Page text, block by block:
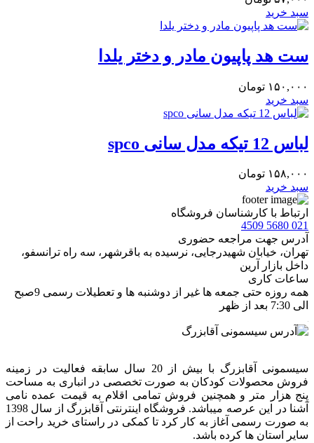
سبد خرید
ست هد پاپیون مادر و دختر یلدا
۱۵۰,۰۰۰ تومان
سبد خرید
لباس 12 تیکه مدل سانی spco
۱۵۸,۰۰۰ تومان
سبد خرید
ارتباط با کارشناسان فروشگاه
021 5680 4509
آدرس جهت مراجعه حضوری
تهران، خيابان شهيدرجايى، نرسیده به باقرشهر، سه راه ترانسفو،
داخل بازار آرین
ساعات کاری
همه روزه حتی جمعه ها غیر از دوشنبه ها و تعطیلات رسمی 9صبح
الی 7:30 بعد از ظهر
سیسمونی آقابزرگ با بیش از 20 سال سابقه فعالیت در زمینه
فروش محصولات کودکان به صورت تخصصی در انباری به مساحت
پنج هزار متر و همچنین فروش تمامی اقلام به قیمت عمده نامی
آشنا در این عرصه میباشد. فروشگاه اینترنتی آقابزرگ از سال 1398
به صورت رسمی آغاز به کار کرد تا کمکی در راستای خرید راحت از
سایر استان ها کرده باشد.